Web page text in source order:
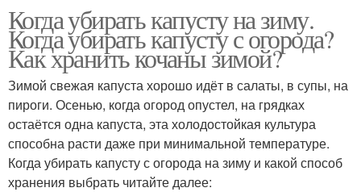
Когда убирать капусту на зиму.
Когда убирать капусту с огорода?
Как хранить кочаны зимой?
Зимой свежая капуста хорошо идёт в салаты, в супы, на
пироги. Осенью, когда огород опустел, на грядках
остаётся одна капуста, эта холодостойкая культура
способна расти даже при минимальной температуре.
Когда убирать капусту с огорода на зиму и какой способ
хранения выбрать читайте далее: